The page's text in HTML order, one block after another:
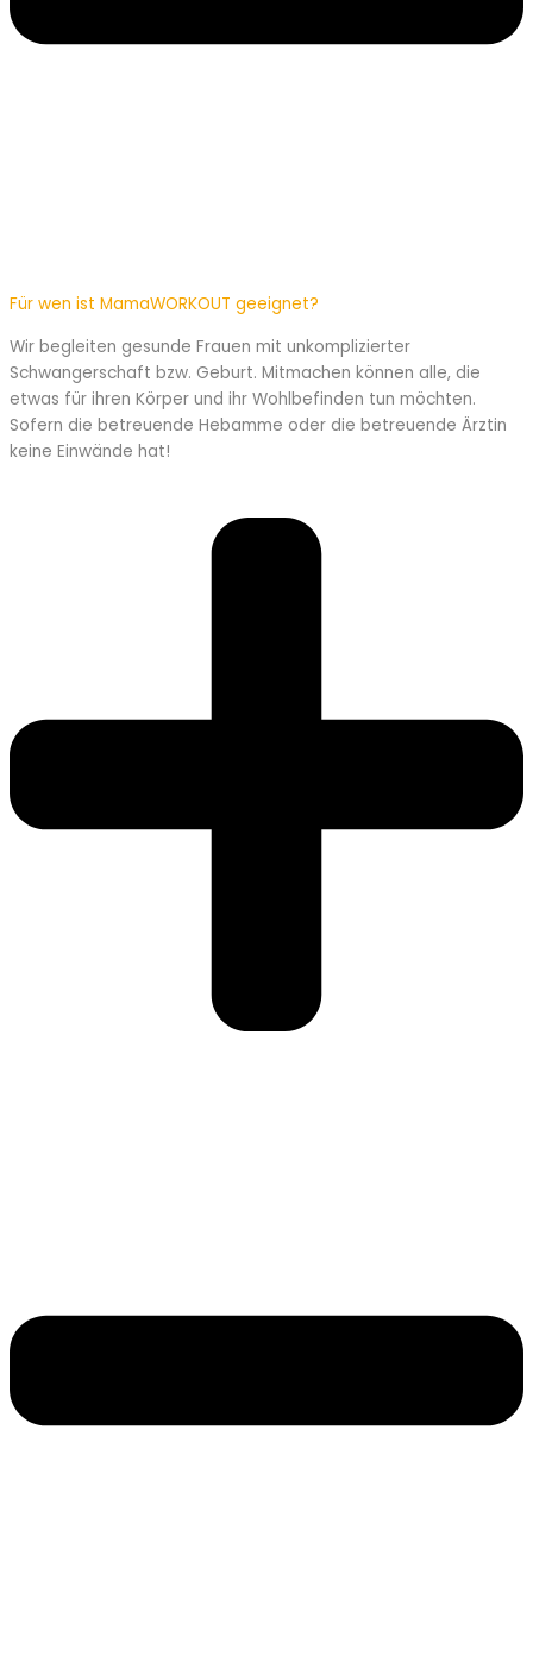
Für wen ist MamaWORKOUT geeignet?
Wir begleiten gesunde Frauen mit unkomplizierter
Schwangerschaft bzw. Geburt. Mitmachen können alle, die
etwas für ihren Körper und ihr Wohlbefinden tun möchten.
Sofern die betreuende Hebamme oder die betreuende Ärztin
keine Einwände hat!